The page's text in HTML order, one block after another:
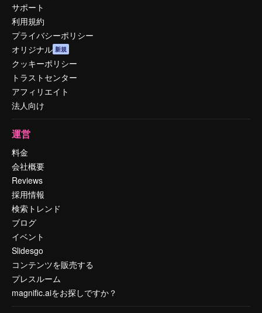
サポート
利用規約
プライバシーポリシー
オリジナル 新規
クッキーポリシー
トラストセンター
アフィリエイト
法人向け
運営
料金
会社概要
Reviews
採用情報
検索トレンド
ブログ
イベント
Slidesgo
コンテンツを販売する
プレスルーム
magnific.aiをお探しですか？